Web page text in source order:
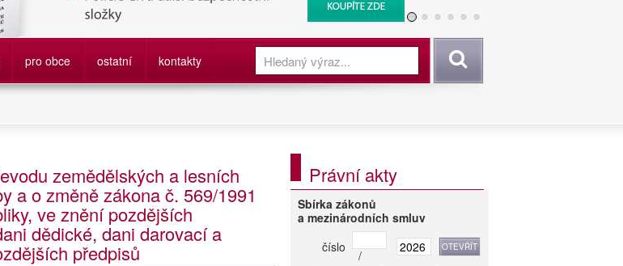
pro obce ostatní kontakty Vyhledat
zemědělských a lesních
a o změně zákona č. 569/1991
ve znění pozdějších
dědické, dani darovací a
předpisů
Právní akty
Sbírka zákonů
a mezinárodních smluv
číslo
/